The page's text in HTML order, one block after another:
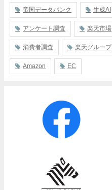
帝国データバンク 生成AI
アンケート調査 楽天市場
消費者調査 楽天グループ
Amazon EC